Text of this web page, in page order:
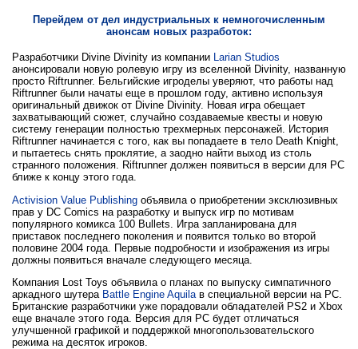
Перейдем от дел индустриальных к немногочисленным
анонсам новых разработок:
Разработчики Divine Divinity из компании Larian Studios
анонсировали новую ролевую игру из вселенной Divinity, названную
просто Riftrunner. Бельгийские игроделы уверяют, что работы над
Riftrunner были начаты еще в прошлом году, активно используя
оригинальный движок от Divine Divinity. Новая игра обещает
захватывающий сюжет, случайно создаваемые квесты и новую
систему генерации полностью трехмерных персонажей. История
Riftrunner начинается с того, как вы попадаете в тело Death Knight,
и пытаетесь снять проклятие, а заодно найти выход из столь
странного положения. Riftrunner должен появиться в версии для PC
ближе к концу этого года.
Activision Value Publishing объявила о приобретении эксклюзивных
прав у DC Comics на разработку и выпуск игр по мотивам
популярного комикса 100 Bullets. Игра запланирована для
приставок последнего поколения и появится только во второй
половине 2004 года. Первые подробности и изображения из игры
должны появиться вначале следующего месяца.
Компания Lost Toys объявила о планах по выпуску симпатичного
аркадного шутера Battle Engine Aquila в специальной версии на PC.
Британские разработчики уже порадовали обладателей PS2 и Xbox
еще вначале этого года. Версия для PC будет отличаться
улучшенной графикой и поддержкой многопользовательского
режима на десяток игроков.